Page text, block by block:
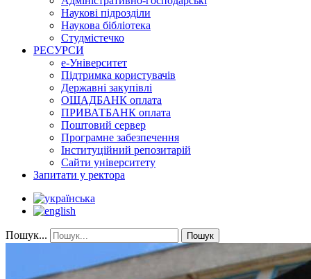
Наукові підрозділи
Наукова бібліотека
Студмістечко
РЕСУРСИ
е-Університет
Підтримка користувачів
Державні закупівлі
ОЩАДБАНК оплата
ПРИВАТБАНК оплата
Поштовий сервер
Програмне забезпечення
Інституційний репозитарій
Сайти університету
Запитати у ректора
Пошук... Пошук